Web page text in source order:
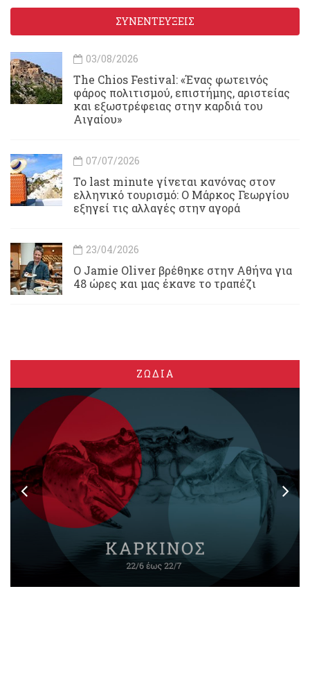
ΣΥΝΕΝΤΕΥΞΕΙΣ
03/08/2026
Τhe Chios Festival: «Ένας φωτεινός
φάρος πολιτισμού, επιστήμης, αριστείας
και εξωστρέφειας στην καρδιά του
Αιγαίου»
07/07/2026
Το last minute γίνεται κανόνας στον
ελληνικό τουρισμό: Ο Μάρκος Γεωργίου
εξηγεί τις αλλαγές στην αγορά
23/04/2026
Ο Jamie Oliver βρέθηκε στην Αθήνα για
48 ώρες και μας έκανε το τραπέζι
ΖΩΔΙΑ